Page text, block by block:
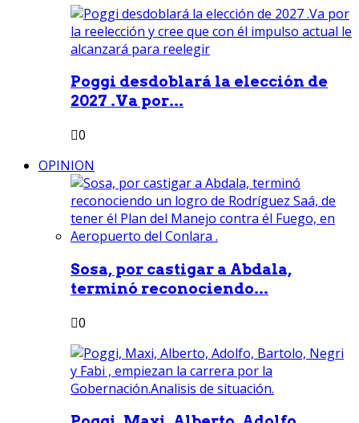
Poggi desdoblará la elección de
2027 .Va por...
0
OPINION
Sosa, por castigar a Abdala,
terminó reconociendo...
0